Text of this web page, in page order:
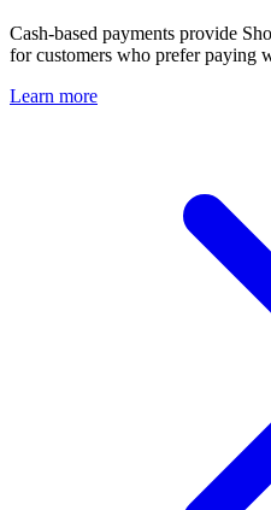
Cash-based payments provide
for customers who prefer paying
Learn more